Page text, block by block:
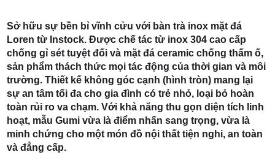
Hóc Môn,
TP. HCM
Sở hữu sự bền bỉ vĩnh cửu với bàn trà inox mặt đá
Loren từ Instock. Được chế tác từ inox 304 cao cấp
chống gỉ sét tuyệt đối và mặt đá ceramic chống thấm ố,
sản phẩm thách thức mọi tác động của thời gian và môi
trường. Thiết kế không góc cạnh (hình tròn) mang lại
sự an tâm tối đa cho gia đình có trẻ nhỏ, loại bỏ hoàn
toàn rủi ro va chạm. Với khả năng thu gọn diện tích linh
hoạt, mẫu Gumi vừa là điểm nhấn sang trọng, vừa là
minh chứng cho một món đồ nội thất tiện nghi, an toàn
và đẳng cấp.